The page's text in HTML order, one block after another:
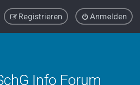
Anmelden
Registrieren
Info Forum